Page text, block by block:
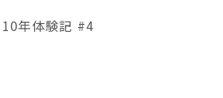
10年体験記 #4